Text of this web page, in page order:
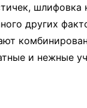
шлифовка
других
и нежные